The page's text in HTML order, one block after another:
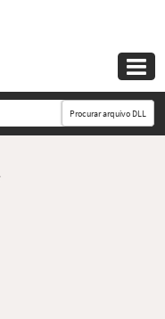

Procurar arquivo DLL